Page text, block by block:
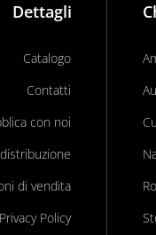
Dettagli
Catalogo
Contatti
con noi
di vendita
Privacy Policy